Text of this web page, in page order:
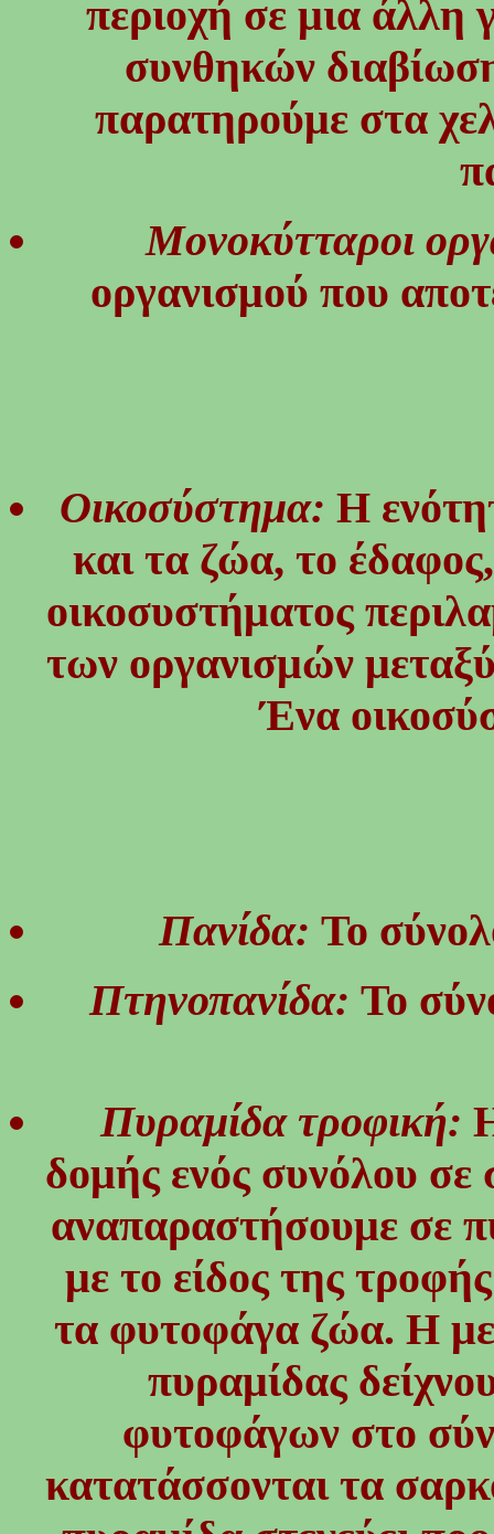
περιοχή σε μια άλλη
συνθηκών
παρατηρούμε στα
Μονοκύτταροι
οργανισμού που
Οικοσύστημα:Η
και τα ζώα, το
οικοσυστήματος
των οργανισμών
Ένα
Πανίδα: Το
Πτηνοπανίδα: Το
Πυραμίδα τροφική:
δομής ενός συνόλου
αναπαραστήσουμε σε
με το είδος της
τα φυτοφάγα ζώα. Η
πυραμίδας
φυτοφάγων στο
κατατάσσονται τα